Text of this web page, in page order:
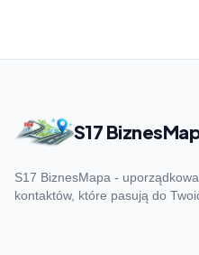
S17
S17 BiznesMapa -
kontaktów, które pasują do